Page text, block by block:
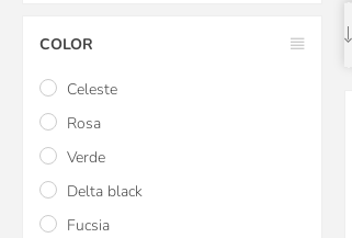
COLOR
Celeste
Rosa
Verde
Delta black
Fucsia